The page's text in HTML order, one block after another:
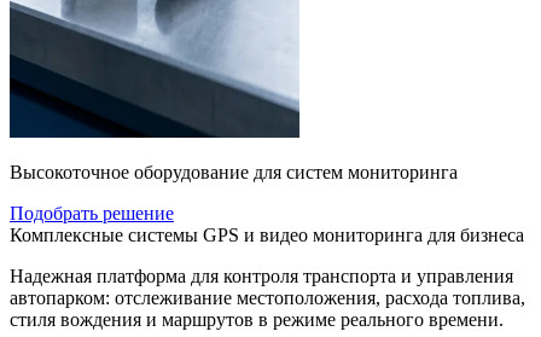
Высокоточное оборудование для систем мониторинга
Подобрать решение
Комплексные системы GPS и видео мониторинга для бизнеса
Надежная платформа для контроля транспорта и управления
автопарком: отслеживание местоположения, расхода топлива,
стиля вождения и маршрутов в режиме реального времени.